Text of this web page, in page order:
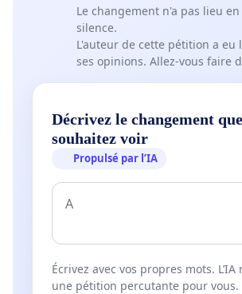
Le changement n'a pas lieu
silence.
L'auteur de cette pétition a eu
ses opinions. Allez-vous faire
Décrivez le changement
souhaitez voir
Propulsé par l’IA
Écrivez avec vos propres mots.
une pétition percutante pour vous.